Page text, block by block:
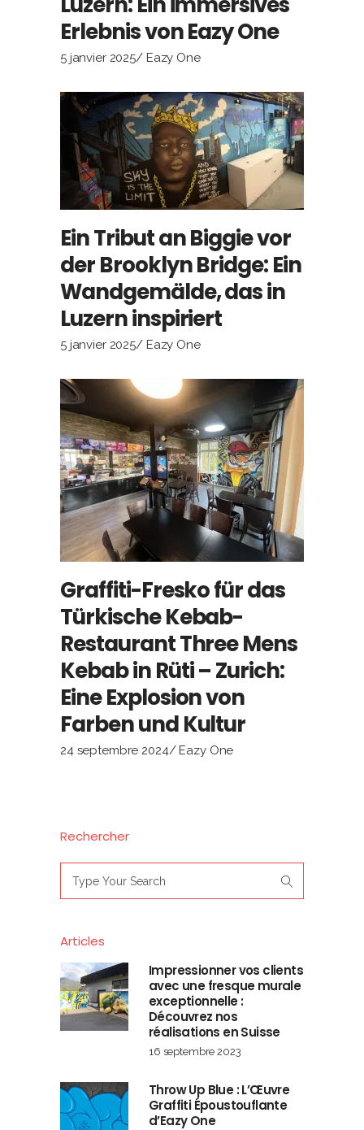
Erlebnis von Eazy One
5 janvier 2025 Eazy One
Ein Tribut an Biggie vor
der Brooklyn Bridge: Ein
Wandgemälde, das in
Luzern inspiriert
5 janvier 2025 Eazy One
Graffiti-Fresko für das
Türkische Kebab-
Restaurant Three Mens
Kebab in Rüti – Zurich:
Eine Explosion von
Farben und Kultur
24 septembre 2024 Eazy One
Rechercher
for:
Articles
Impressionner vos clients
avec une fresque murale
exceptionnelle :
Découvrez nos
réalisations en Suisse
16 septembre 2023
Throw Up Blue : L’Œuvre
Graffiti Époustouflante
d’Eazy One